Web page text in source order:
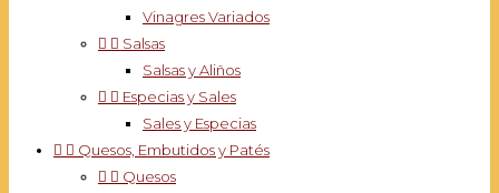
Vinagres Variados
  Salsas
Salsas y Aliños
  Especias y Sales
Sales y Especias
  Quesos, Embutidos y Patés
  Quesos